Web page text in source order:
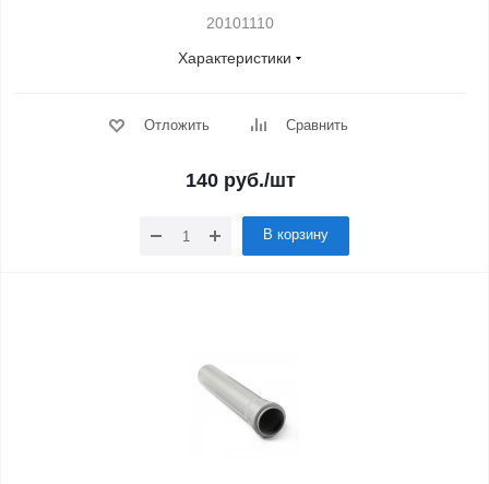
20101110
Характеристики
Отложить Сравнить
140 руб./шт
В корзину